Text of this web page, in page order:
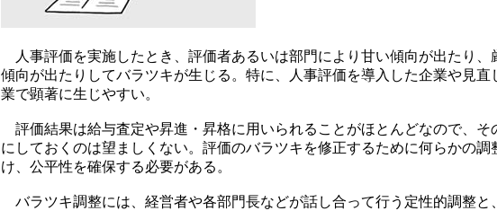
人事評価を実施したとき、評価者あるいは部門により甘い傾向が出たり、
傾向が出たりしてバラツキが生じる。特に、人事評価を導入した企業や見直
業で顕著に生じやすい。
評価結果は給与査定や昇進・昇格に用いられることがほとんどなので、そ
にしておくのは望ましくない。評価のバラツキを修正するために何らかの調
け、公平性を確保する必要がある。
バラツキ調整には、経営者や各部門長などが話し合って行う定性的調整と